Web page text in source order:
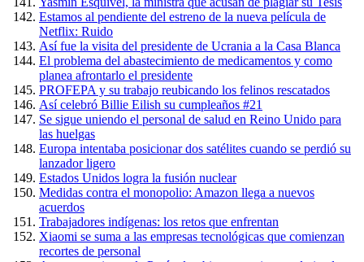
Estamos al pendiente del estreno de la nueva película de
Netflix: Ruido
Así fue la visita del presidente de Ucrania a la Casa Blanca
El problema del abastecimiento de medicamentos y como
planea afrontarlo el presidente
PROFEPA y su trabajo reubicando los felinos rescatados
Así celebró Billie Eilish su cumpleaños #21
Se sigue uniendo el personal de salud en Reino Unido para
las huelgas
Europa intentaba posicionar dos satélites cuando se perdió su
lanzador ligero
Estados Unidos logra la fusión nuclear
Medidas contra el monopolio: Amazon llega a nuevos
acuerdos
Trabajadores indígenas: los retos que enfrentan
Xiaomi se suma a las empresas tecnológicas que comienzan
recortes de personal